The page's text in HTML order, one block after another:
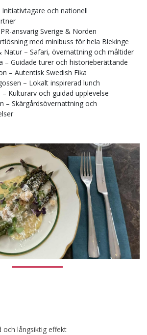
Initiativtagare och nationell
ansvarig Sverige & Norden
med minibuss för hela Blekinge
Natur – Safari, övernattning och måltider
– Guidade turer och historieberättande
– Autentisk Swedish Fika
– Lokalt inspirerad lunch
Kulturarv och guidad upplevelse
– Skärgårdsövernattning och
och långsiktig effekt